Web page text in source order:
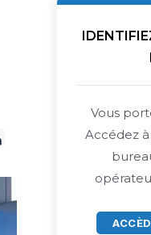
Vous
Accédez